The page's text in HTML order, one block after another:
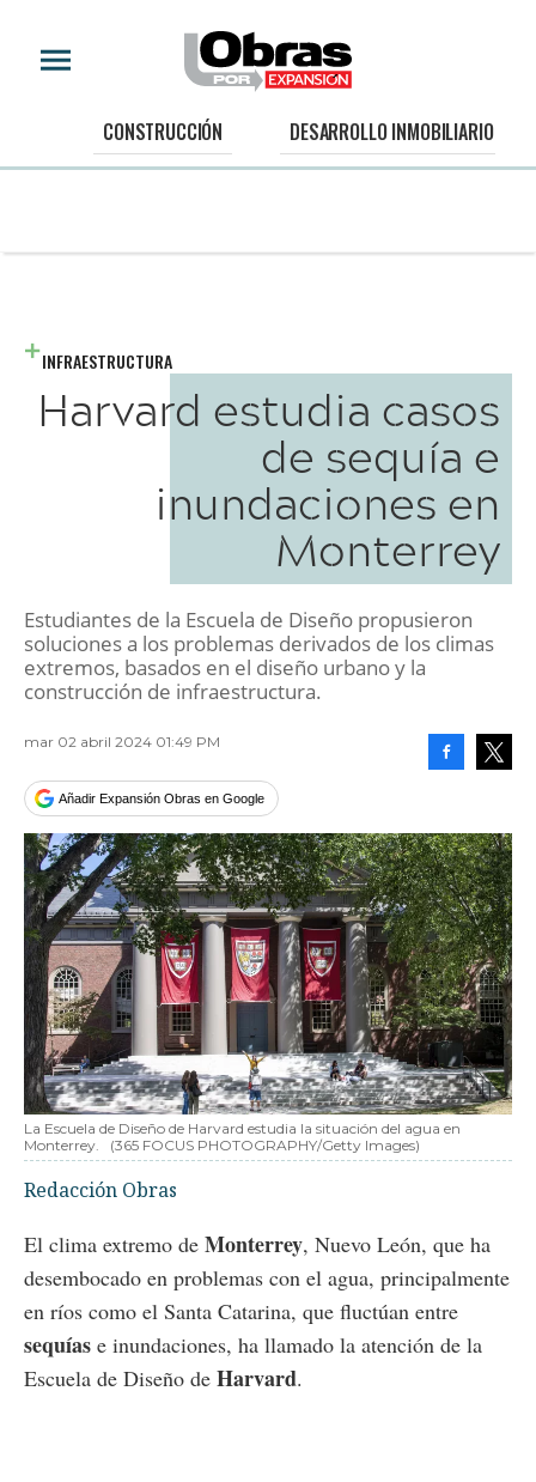
CONSTRUCCIÓN DESARROLLO INMOBILIARIO
INFRAESTRUCTURA
Harvard estudia casos
de sequía e
inundaciones en
Monterrey
Estudiantes de la Escuela de Diseño propusieron
soluciones a los problemas derivados de los climas
extremos, basados en el diseño urbano y la
construcción de infraestructura.
mar 02 abril 2024 01:49 PM
Añadir Expansión Obras en Google
La Escuela de Diseño de Harvard estudia la situación del agua en
Monterrey.
(365 FOCUS PHOTOGRAPHY/Getty Images)
Redacción Obras
El clima extremo de Monterrey, Nuevo León, que ha
desembocado en problemas con el agua, principalmente
en ríos como el Santa Catarina, que fluctúan entre
sequías e inundaciones, ha llamado la atención de la
Escuela de Diseño de Harvard.